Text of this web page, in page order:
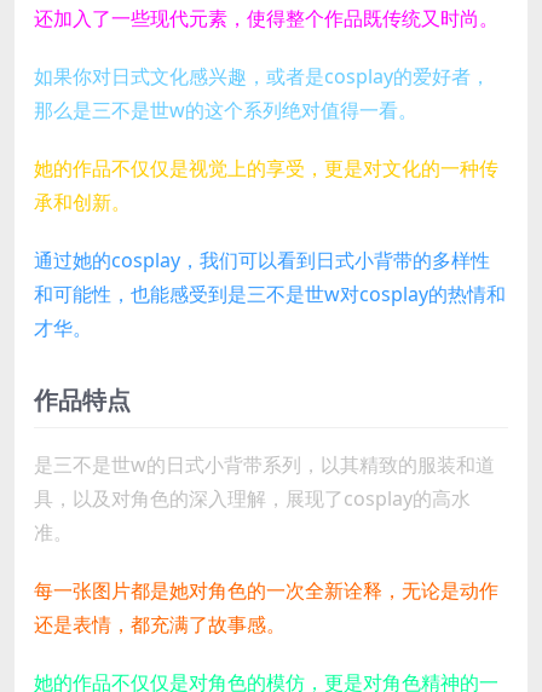
还加入了一些现代元素，使得整个作品既传统又时尚。
如果你对日式文化感兴趣，或者是cosplay的爱好者，
那么是三不是世w的这个系列绝对值得一看。
她的作品不仅仅是视觉上的享受，更是对文化的一种传
承和创新。
通过她的cosplay，我们可以看到日式小背带的多样性
和可能性，也能感受到是三不是世w对cosplay的热情和
才华。
作品特点
是三不是世w的日式小背带系列，以其精致的服装和道
具，以及对角色的深入理解，展现了cosplay的高水
准。
每一张图片都是她对角色的一次全新诠释，无论是动作
还是表情，都充满了故事感。
她的作品不仅仅是对角色的模仿，更是对角色精神的一